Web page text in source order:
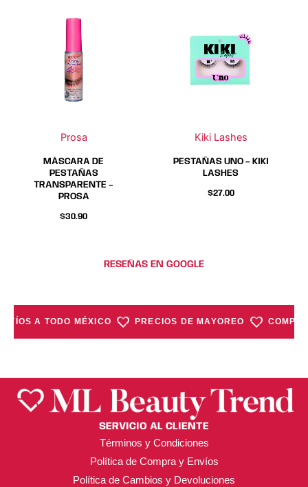
Prosa
MÁSCARA DE
PESTAÑAS
TRANSPARENTE –
PROSA
$30.90
Kiki Lashes
tiene
múltiples
variantes.
Las
pueden
elegir
en
la
PESTAÑAS UNO – KIKI
LASHES
$27.00
tiene
múltiples
variantes.
pueden
elegir
en
la
RESEÑAS EN GOOGLE
A TODO MÉXICO PRECIOS DE MAYOREO
SERVICIO AL CLIENTE
Términos y Condiciones
Política de Compra y Envíos
Política de Cambios y Devoluciones